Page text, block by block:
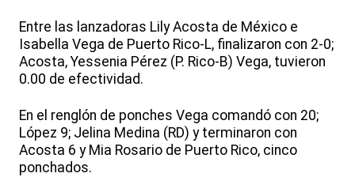
Entre las lanzadoras Lily Acosta de México e
Isabella Vega de Puerto Rico-L, finalizaron con 2-0;
Acosta, Yessenia Pérez (P. Rico-B) Vega, tuvieron
0.00 de efectividad.
En el renglón de ponches Vega comandó con 20;
López 9; Jelina Medina (RD) y terminaron con
Acosta 6 y Mia Rosario de Puerto Rico, cinco
ponchados.